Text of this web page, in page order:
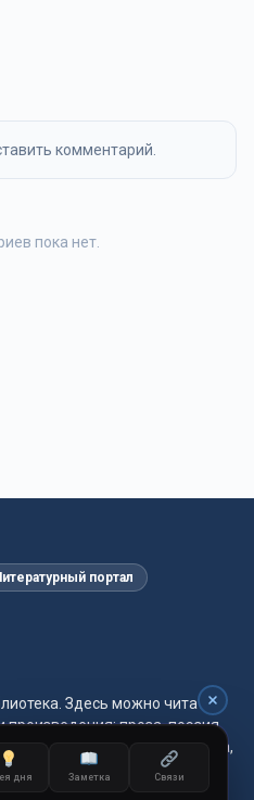
комментарий.
пока нет.
портал
Здесь можно читать
произведения: проза, поэзия,
и метки, удобная читалка,
день.
дня Заметка Связи